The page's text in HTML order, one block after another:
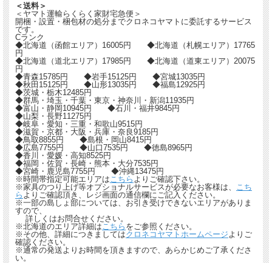
＜送料＞
＜ヤマト運輸らくらく家財宅急便＞
開梱・設置・梱包材の処分までクロネコヤマトに委託するサービス
です。
Cランク
◆北海道（函館エリア）16005円 ◆北海道（札幌エリア）17765
円
◆北海道（道北エリア）17985円 ◆北海道（道東エリア）20075
円
◆青森15785円 ◆岩手15125円 ◆宮城13035円
◆秋田15125円 ◆山形13035円 ◆福島12925円
◆茨城・栃木12485円
◆群馬・埼玉・千葉・東京・神奈川・新潟11935円
◆富山・静岡10945円 ◆石川・福井9845円
◆山梨・長野11275円
◆岐阜・愛知・三重・和歌山9515円
◆滋賀・京都・大阪・兵庫・奈良9185円
◆鳥取8855円 ◆島根・岡山8415円
◆広島7755円 ◆山口7535円 ◆徳島8965円
◆香川・愛媛・高知8525円
◆福岡・佐賀・長崎・熊本・大分7535円
◆宮崎・鹿児島7755円 ◆沖縄13475円
※時間帯指定可能エリアは こちら よりご確認下さい。
※家具のつり上げ等オプショナルサービスが必要なお客様は、
こち
ら よりご確認頂き、レジ画面の通信欄にご記入ください。
※一部の島しょ部については、お引き受けできないエリアがありま
すので、
詳しくはお問合せください。
※北海道のエリア詳細は こちら をご参照ください。
※その他、詳細につきましてはクロネコヤマトホームページ よりご
確認ください。
※通常の発送よりお時間を頂きますので、あらかじめご了承くださ
い。